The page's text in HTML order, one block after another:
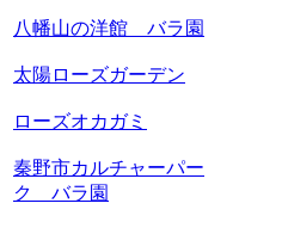
八幡山の洋館 バラ園
太陽ローズガーデン
ローズオカガミ
秦野市カルチャーパー
ク バラ園